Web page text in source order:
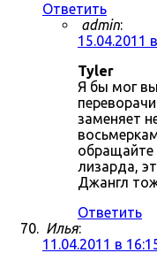
Ответить
admin:
15.04.2011
Tyler
Я бы мог
заменяет
обращайте
лизарда,
Джангл
Ответить
Илья:
11.04.2011 в